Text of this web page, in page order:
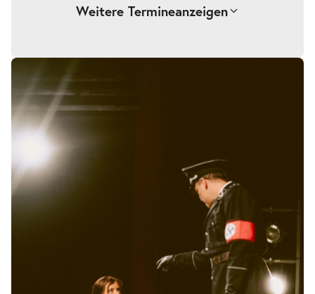
Weitere Termineanzeigen
Der Koffer der Adele Kurzweil-
Mi. 25.11.2026
10:30–12:10 Uhr
Der Koffer der Adele Kurzweil-
Do.
26.11.2026
Tickets
Bildergalerie
überspringen